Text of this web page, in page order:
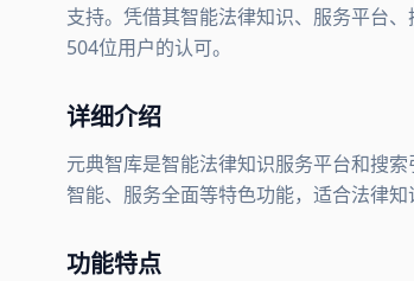
支持。凭借其智能法律知识、服务平台
504位用户的认可。
详细介绍
元典智库是智能法律知识服务平台和搜
智能、服务全面等特色功能，适合法律知
功能特点